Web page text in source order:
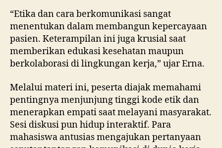
“Etika dan cara berkomunikasi sangat
menentukan dalam membangun kepercayaan
pasien. Keterampilan ini juga krusial saat
memberikan edukasi kesehatan maupun
berkolaborasi di lingkungan kerja,” ujar Erna.
Melalui materi ini, peserta diajak memahami
pentingnya menjunjung tinggi kode etik dan
menerapkan empati saat melayani masyarakat.
Sesi diskusi pun hidup interaktif. Para
mahasiswa antusias mengajukan pertanyaan